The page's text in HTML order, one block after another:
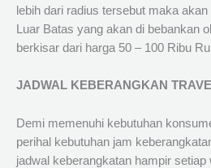
lebih dari radius tersebut maka
Luar Batas yang akan di bebankan
berkisar dari harga 50 – 100 Ribu
JADWAL KEBERANGKAN
Demi memenuhi kebutuhan
perihal kebutuhan jam
jadwal keberangkatan hampir